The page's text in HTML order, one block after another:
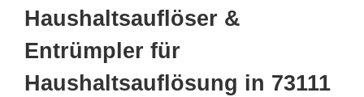
Haushaltsauflöser &
Entrümpler für
Haushaltsauflösung in 73111